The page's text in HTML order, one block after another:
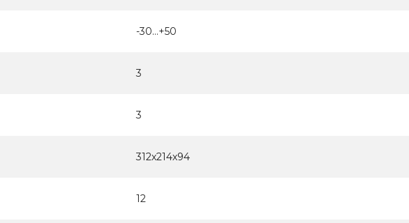
-30…+50
3
3
312х214х94
12